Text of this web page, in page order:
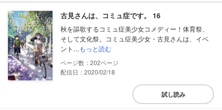
古見さんは、コミュ症です。 16
秋を謳歌するコミュ症美少女コメディー！体育祭、
そして文化祭。コミュ症美少女・古見さんは、イベ
ント...もっと読む
202
配信日：2020/02/18
試し読み